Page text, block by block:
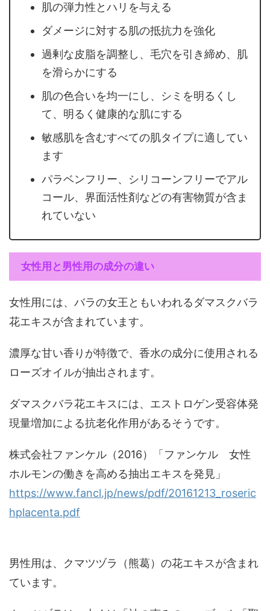
肌の弾力性とハリを与える
ダメージに対する肌の抵抗力を強化
過剰な皮脂を調整し、毛穴を引き締め、肌
を滑らかにする
肌の色合いを均一にし、シミを明るくし
て、明るく健康的な肌にする
敏感肌を含むすべての肌タイプに適してい
ます
パラベンフリー、シリコーンフリーでアル
コール、界面活性剤などの有害物質が含ま
れていない
女性用と男性用の成分の違い
女性用には、バラの女王ともいわれるダマスクバラ
花エキスが含まれています。
濃厚な甘い香りが特徴で、香水の成分に使用される
ローズオイルが抽出されます。
ダマスクバラ花エキスには、エストロゲン受容体発
現量増加による抗老化作用があるそうです。
株式会社ファンケル（2016）「ファンケル 女性
ホルモンの働きを高める抽出エキスを発見」
https://www.fancl.jp/news/pdf/20161213_roseric
hplacenta.pdf
男性用は、クマツヅラ（熊葛）の花エキスが含まれ
ています。